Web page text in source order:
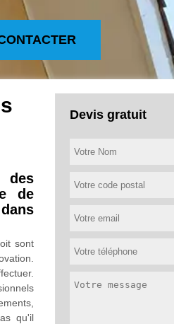
des
de
sont
qu'il
Devis gratuit